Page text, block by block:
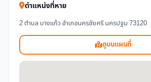
ตำแหน่งที่หาย
2 ตำบล บางแก้ว อำเภอนครชัยศรี นครปฐม 73120
ดูบนแผนที่